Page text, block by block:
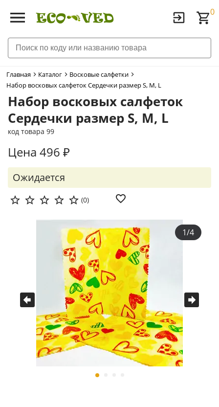
0
Главная Каталог
Восковые салфетки
Набор восковых салфеток Сердечки размер S, M, L
Набор восковых салфеток
Сердечки размер S, M, L
код товара 99
Цена 496 ₽
Ожидается
(0)
1/4